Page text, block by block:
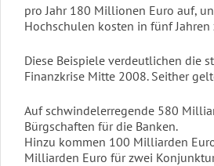
pro Jahr 180 Millionen Euro auf,
Hochschulen kosten in fünf
Diese Beispiele verdeutlichen die
Finanzkrise Mitte 2008. Seither
Auf schwindelerregende 580
Bürgschaften für die Banken.
Hinzu kommen 100 Milliarden
Milliarden Euro für zwei